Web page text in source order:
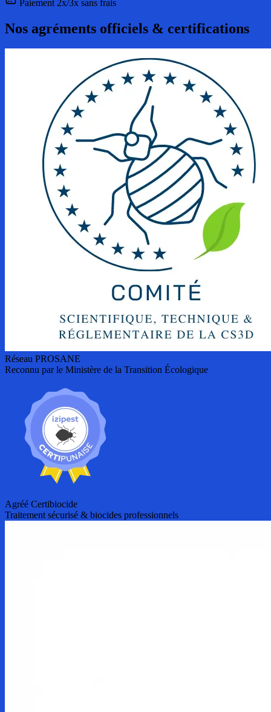
Paiement 2x/3x sans frais
Nos agréments officiels & certifications
Réseau PROSANE
Reconnu par le Ministère de la Transition Écologique
Agréé Certibiocide
Traitement sécurisé & biocides professionnels